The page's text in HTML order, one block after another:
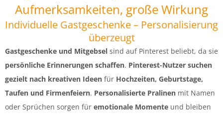
Aufmerksamkeiten, große Wirkung
Individuelle Gastgeschenke – Personalisierung
überzeugt
Gastgeschenke und Mitgebsel sind auf Pinterest beliebt, da sie
persönliche Erinnerungen schaffen. Pinterest-Nutzer suchen
gezielt nach kreativen Ideen für Hochzeiten, Geburtstage,
Taufen und Firmenfeiern. Personalisierte Pralinen mit Namen
oder Sprüchen sorgen für emotionale Momente und bleiben